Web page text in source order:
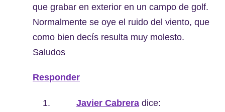
que grabar en exterior en un campo de golf.
Normalmente se oye el ruido del viento, que
como bien decís resulta muy molesto.
Saludos
Responder
Javier Cabrera dice: